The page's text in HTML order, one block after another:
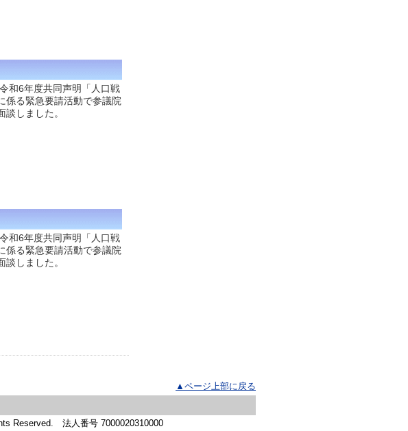
和6年度共同声明「人口戦
係る緊急要請活動で参議院
しました。
和6年度共同声明「人口戦
係る緊急要請活動で参議院
しました。
▲ページ上部に戻る
Reserved. 法人番号 7000020310000